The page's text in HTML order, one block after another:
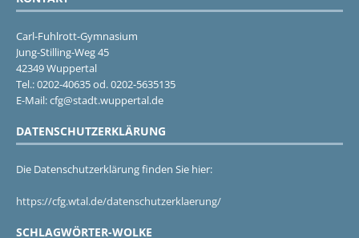
Carl-Fuhlrott-Gymnasium
Jung-Stilling-Weg 45
42349 Wuppertal
Tel.: 0202-40635 od. 0202-5635135
E-Mail: cfg@stadt.wuppertal.de
DATENSCHUTZERKLÄRUNG
Die Datenschutzerklärung finden Sie hier:
https://cfg.wtal.de/datenschutzerklaerung/
SCHLAGWÖRTER-WOLKE